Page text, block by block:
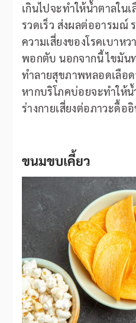
เกินไปจะทำให้น้ำตาลใน
รวดเร็ว ส่งผลต่ออารมณ์
ความเสี่ยงของโรคเบาห
พอกตับ นอกจากนี้ ไขมัน
ทำลายสุขภาพหลอดเลือ
หากบริโภคบ่อยจะทำให้
ร่างกายเสี่ยงต่อภาวะดื้อ
ขนมขบเคี้ยว